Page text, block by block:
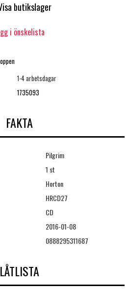
butikslager
i önskelista
1-4 arbetsdagar
1735093
FAKTA
Pilgrim
1 st
Horton
HRCD27
CD
2016-01-08
0888295311687
LÅTLISTA